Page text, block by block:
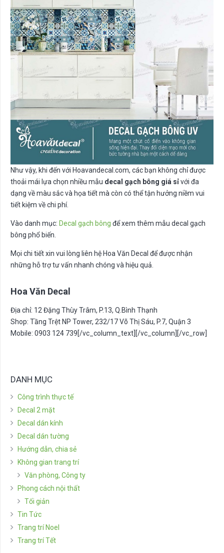
Như vậy, khi đến với Hoavandecal.com, các bạn không chỉ được
thoải mái lựa chọn nhiều mẫu decal gạch bông giá sỉvới đa
dạng về màu sắc và họa tiết mà còn có thể tận hưởng niềm vui
tiết kiệm về chi phí.
Vào danh mục: Decal gạch bông để xem thêm mẫu decal gạch
bông phổ biến.
Mọi chi tiết xin vui lòng liên hệ Hoa Văn Decal để được nhận
những hỗ trợ tư vấn nhanh chóng và hiệu quả.
Hoa Văn Decal
Địa chỉ: 12 Đặng Thùy Trâm, P.13, Q.Bình Thạnh
Shop: Tầng Trệt NP Tower, 232/17 Võ Thị Sáu, P.7, Quận 3
Mobile: 0903 124 739[/vc_column_text][/vc_column][/vc_row]
DANH MỤC
Công trình thực tế
Decal 2 mặt
Decal dán kính
Decal dán tường
Hướng dẫn, chia sẻ
Không gian trang trí
Văn phòng, Công ty
Phong cách nội thất
Tối giản
Tin Tức
Trang trí Noel
Trang trí Tết